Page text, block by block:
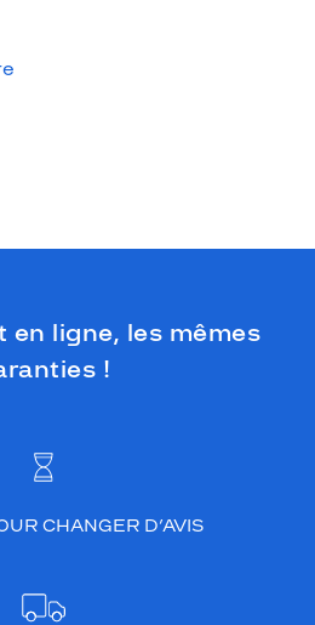
en ligne, les mêmes
!
CHANGER D’AVIS